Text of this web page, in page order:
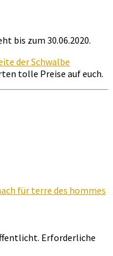
bis zum 30.06.2020.
der Schwalbe
tolle Preise auf euch.
für terre des hommes
Erforderliche